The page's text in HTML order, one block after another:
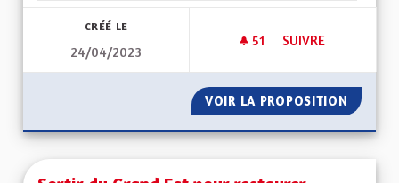
CRÉÉ LE
24/04/2023
51 51 ABONNÉS
SUIVRE
VOIR LA PROPOSITION